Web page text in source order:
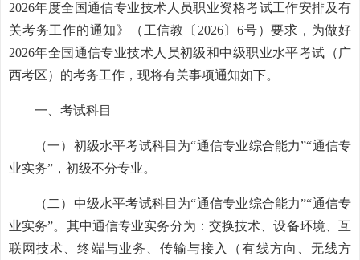
2026年度全国通信专业技术人员职业资格考试工作安排及有
关考务工作的通知》（工信教〔2026〕6号）要求，为做好
2026年全国通信专业技术人员初级和中级职业水平考试（广
西考区）的考务工作，现将有关事项通知如下。
一、考试科目
（一）初级水平考试科目为“通信专业综合能力”“通信专
业实务”，初级不分专业。
（二）中级水平考试科目为“通信专业综合能力”“通信专
业实务”。其中通信专业实务分为：交换技术、设备环境、互
联网技术、终端与业务、传输与接入（有线方向、无线方